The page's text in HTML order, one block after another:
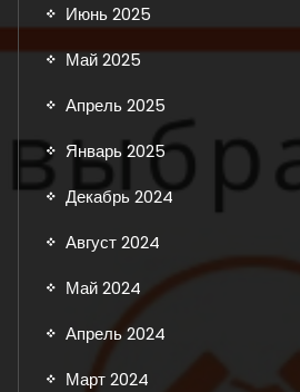
Июнь 2025
Май 2025
Апрель 2025
Январь 2025
Декабрь 2024
Август 2024
Май 2024
Апрель 2024
Март 2024